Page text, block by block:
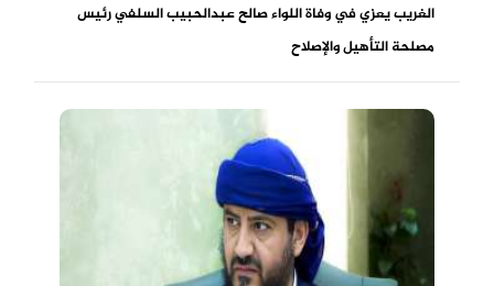
الغريب يعزي في وفاة اللواء صالح عبدالحبيب السلفي رئيس
مصلحة التأهيل والإصلاح